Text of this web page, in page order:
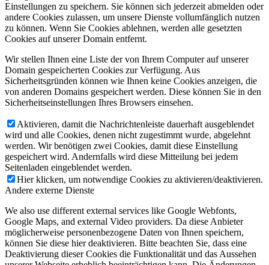
Einstellungen zu speichern. Sie können sich jederzeit abmelden oder
andere Cookies zulassen, um unsere Dienste vollumfänglich nutzen
zu können. Wenn Sie Cookies ablehnen, werden alle gesetzten
Cookies auf unserer Domain entfernt.
Wir stellen Ihnen eine Liste der von Ihrem Computer auf unserer
Domain gespeicherten Cookies zur Verfügung. Aus
Sicherheitsgründen können wie Ihnen keine Cookies anzeigen, die
von anderen Domains gespeichert werden. Diese können Sie in den
Sicherheitseinstellungen Ihres Browsers einsehen.
Aktivieren, damit die Nachrichtenleiste dauerhaft ausgeblendet
wird und alle Cookies, denen nicht zugestimmt wurde, abgelehnt
werden. Wir benötigen zwei Cookies, damit diese Einstellung
gespeichert wird. Andernfalls wird diese Mitteilung bei jedem
Seitenladen eingeblendet werden.
Hier klicken, um notwendige Cookies zu aktivieren/deaktivieren.
Andere externe Dienste
We also use different external services like Google Webfonts,
Google Maps, and external Video providers. Da diese Anbieter
möglicherweise personenbezogene Daten von Ihnen speichern,
können Sie diese hier deaktivieren. Bitte beachten Sie, dass eine
Deaktivierung dieser Cookies die Funktionalität und das Aussehen